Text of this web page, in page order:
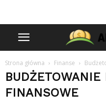
Strona główna Finanse
FINANSOWE